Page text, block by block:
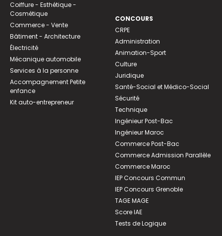
Coiffure - Esthétique -
Cosmétique
Commerce - Vente
Bâtiment - Architecture
Électricité
Mécanique automobile
Services à la personne
Accompagnement Petite
enfance
Kit auto-entrepreneur
CONCOURS
CRPE
Administration
Animation-Sport
Culture
Juridique
Santé-Social et Médico-Social
Sécurité
Technique
Ingénieur Post-Bac
Ingénieur Maroc
Commerce Post-Bac
Commerce Admission Parallèle
Commerce Maroc
IEP Concours Commun
IEP Concours Grenoble
TAGE MAGE
Score IAE
Tests de Logique